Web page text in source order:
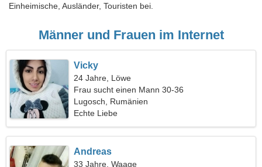
Einheimische, Ausländer, Touristen bei.
Männer und Frauen im Internet
Vicky
24 Jahre, Löwe
Frau sucht einen Mann 30-36
Lugosch, Rumänien
Echte Liebe
Andreas
33 Jahre, Waage